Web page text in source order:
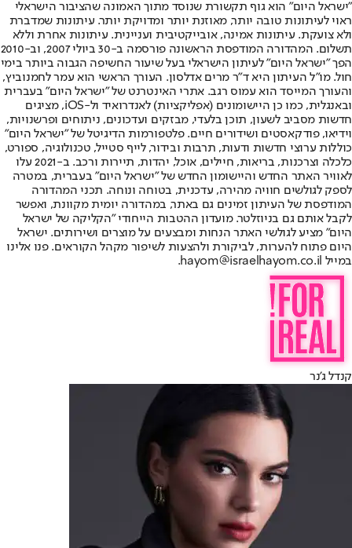
"ישראל היום" הוא גוף תקשורת שנוסד מתוך האמונה שהציבור הישראלי
ראוי לעיתונות טובה יותר, מאוזנת יותר ומדויקת יותר. עיתונות שמדברת
ולא צועקת. עיתונות אמינה, אובייקטיבית ועניינית. עיתונות אחרת וללא
תשלום. המהדורה המודפסת הראשונה פורסמה ב-30 ביולי 2007, וב-2010
הפך "ישראל היום" לעיתון הישראלי בעל שיעור החשיפה הגבוה ביותר בימי
חול. מו"ל העיתון היא ד"ר מרים אדלסון. העורך הראשי הוא עמר לחמנוביץ,
והעורך המייסד הוא עמוס רגב. אתרי האינטרנט של "ישראל היום" בעברית
ובאנגלית, כמו כן היישומונים (אפליקציות) לאנדרואיד ול-iOS, מציגים
חדשות מסביב לשעון, תוכן בלעדי, מבזקים ועדכונים, ניתוחים ופרשנויות,
וידיאו, פודקאסטים ושידורים חיים. פלטפורמות הדיגיטל של "ישראל היום"
כוללות ערוצי חדשות ודעות, תרבות ובידור, לייף סטייל, טכנולוגיה, ספורט,
כלכלה וצרכנות, בריאות, חיילים, אוכל, יהדות, תיירות ורכב. ב-2021 עלו
לאוויר האתר החדש והיישומון החדש של "ישראל היום" בעברית, במטרה
לספק לגולשים חוויה מהירה, עדכנית, בטוחה ונוחה. תכני המהדורה
המודפסת של העיתון זמינים גם באתר, במהדורה יומית מקוונת, ואפשר
לקבל אותם גם בניוזלטר. מועדון ההטבות הייחודי "הקליקה של ישראל
היום" מציע לגולשי האתר הנחות ומבצעים על מוצרים ושירותים. ישראל
היום פתוח להערות, לביקורת ולהצעות לשיפור מקהל הקוראים. פנו אלינו
במייל hayom@israelhayom.co.il.
קנדל ג'נר